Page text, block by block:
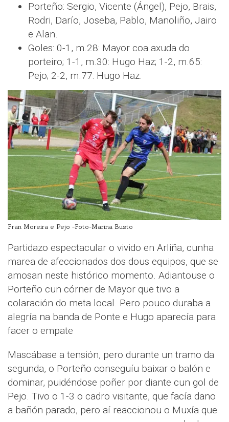
Porteño: Sergio, Vicente (Ángel), Pejo, Brais,
Rodri, Darío, Joseba, Pablo, Manoliño, Jairo
e Alan.
Goles: 0-1, m.28: Mayor coa axuda do
porteiro; 1-1, m.30: Hugo Haz; 1-2, m.65:
Pejo; 2-2, m.77: Hugo Haz.
Fran Moreira e Pejo -Foto-Marina Busto
Partidazo espectacular o vivido en Arliña, cunha
marea de afeccionados dos dous equipos, que se
amosan neste histórico momento. Adiantouse o
Porteño cun córner de Mayor que tivo a
colaración do meta local. Pero pouco duraba a
alegría na banda de Ponte e Hugo aparecía para
facer o empate
Mascábase a tensión, pero durante un tramo da
segunda, o Porteño conseguíu baixar o balón e
dominar, puidéndose poñer por diante cun gol de
Pejo. Tivo o 1-3 o cadro visitante, que facía dano
a bañón parado, pero aí reaccionou o Muxía que